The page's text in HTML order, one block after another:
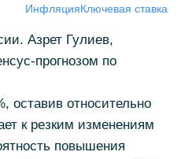
ИнфляцияКлючевая ставка
Азрет Гулиев,
прогнозом по
оставив относительно
к резким изменениям
повышения